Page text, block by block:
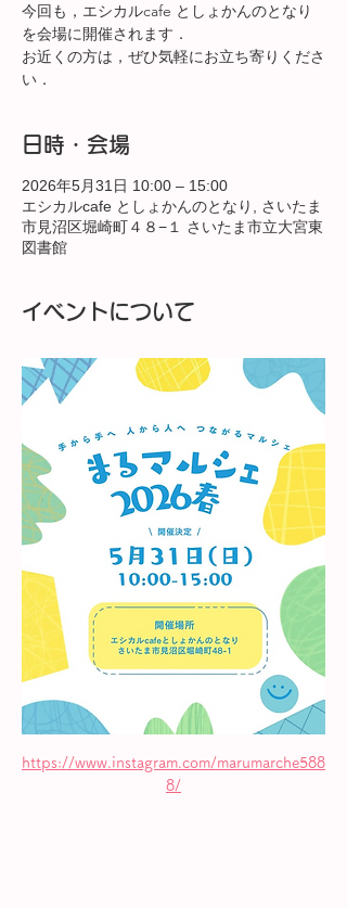
今回も，エシカルcafe としょかんのとなり
を会場に開催されます．
お近くの方は，ぜひ気軽にお立ち寄りくださ
い．
日時・会場
2026年5月31日 10:00 – 15:00
エシカルcafe としょかんのとなり, さいたま
市見沼区堀崎町４８−１ さいたま市立大宮東
図書館
イベントについて
https://www.instagram.com/marumarche588
8/